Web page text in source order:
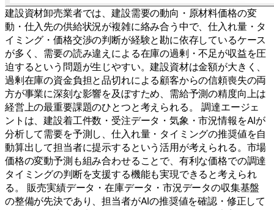
建設資材卸売業者では、建設需要の動向・原材料価格の変
動・仕入先の供給状況が複雑に絡み合う中で、仕入れ量・タ
イミング・価格交渉の判断が経験と勘に依存しているケース
が多く、需要の読み違えによる在庫の過剰・不足が収益を圧
迫するという問題が生じやすい。建設資材は金額が大きく、
過剰在庫の資金負担と品切れによる顧客からの信頼喪失の両
方が事業に深刻な影響を及ぼすため、需給予測の精度向上は
経営上の最重要課題のひとつと考えられる。 調達エージェ
ントは、建設着工件数・受注データ・気象・市況情報をAIが
分析して需要を予測し、仕入れ量・タイミングの推奨値を自
動算出して担当者に提示するという活用が考えられる。市場
価格の変動予測も組み合わせることで、有利な価格での調達
タイミングの判断を支援する機能も実現できると考えられ
る。 販売実績データ・在庫データ・市況データの収集基盤
の整備が先決であり、担当者がAIの推奨値を確認・修正して